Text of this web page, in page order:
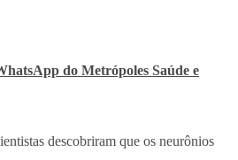
do Metrópoles Saúde e
descobriram que os neurônios